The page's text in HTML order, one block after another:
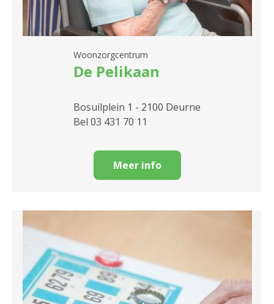
Woonzorgcentrum
De Pelikaan
Bosuilplein 1 - 2100 Deurne
Bel 03 431 70 11
Meer info